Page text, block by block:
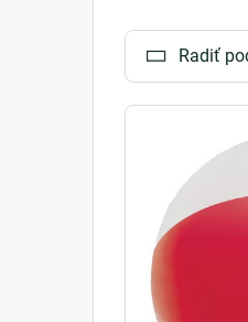
Nafukovacie
Nafukovacie
skupinové hry
Pre tých, ktorí
nafukovačky
užívať si
Vodné hračky
smiechu, hier
vzrušujúce
Radiť